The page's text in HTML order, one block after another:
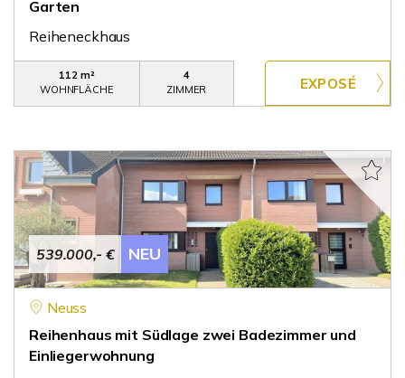
Garten
Reiheneckhaus
112 m²
WOHNFLÄCHE
4
ZIMMER
539.000,- € NEU
Neuss
Reihenhaus mit Südlage zwei Badezimmer und
Einliegerwohnung